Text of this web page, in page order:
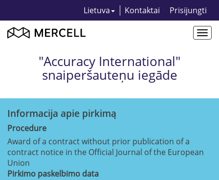
Lietuva Kontaktai Prisijungti
"Accuracy International"
snaiperšauteņu iegāde
Informacija apie pirkimą
Procedure
Award of a contract without prior publication of a
contract notice in the Official Journal of the European
Union
Pirkimo paskelbimo data